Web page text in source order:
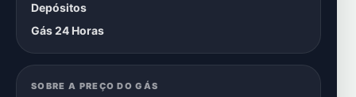
Depósitos
Gás 24 Horas
SOBRE A PREÇO DO GÁS